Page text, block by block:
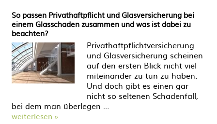
So passen Privathaftpflicht und Glasversicherung bei
einem Glasschaden zusammen und was ist dabei zu
beachten?
Privathaftpflichtversicherung
und Glasversicherung scheinen
auf den ersten Blick nicht viel
miteinander zu tun zu haben.
Und doch gibt es einen gar
nicht so seltenen Schadenfall,
bei dem man überlegen …
weiterlesen »